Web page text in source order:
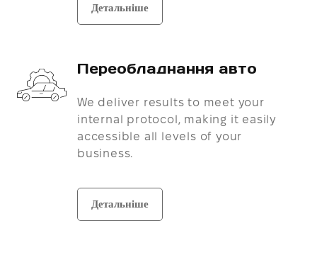
Детальніше
Переобладнання авто
We deliver results to meet your
internal protocol, making it easily
accessible all levels of your
business.
Детальніше